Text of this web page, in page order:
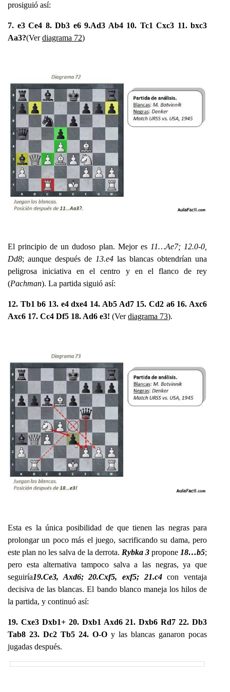
prosiguió así:
7. e3 Ce4 8. Db3 e6 9.Ad3 Ab4 10. Tc1 Cxc3 11. bxc3
Aa3?(Verdiagrama 72)
El principio de un dudoso plan. Mejor es 11…Ae7; 12.0-0,
Dd8; aunque después de 13.e4 las blancas obtendrían una
peligrosa iniciativa en el centro y en el flanco de rey
(Pachman). La partida siguió así:
12. Tb1 b6 13. e4 dxe4 14. Ab5 Ad7 15. Cd2 a6 16. Axc6
Axc6 17. Cc4 Df5 18. Ad6 e3! (Verdiagrama 73).
Esta es la única posibilidad de que tienen las negras para
prolongar un poco más el juego, sacrificando su dama, pero
este plan no les salva de la derrota. Rybka 3 propone 18…b5;
pero esta alternativa tampoco salva a las negras, ya que
seguiría19.Ce3, Axd6; 20.Cxf5, exf5; 21.c4con ventaja
decisiva de las blancas. El bando blanco maneja los hilos de
la partida, y continuó así:
19. Cxe3 Dxb1+ 20. Dxb1 Axd6 21. Dxb6 Rd7 22. Db3
Tab8 23. Dc2 Tb5 24. O-O y las blancas ganaron pocas
jugadas después.